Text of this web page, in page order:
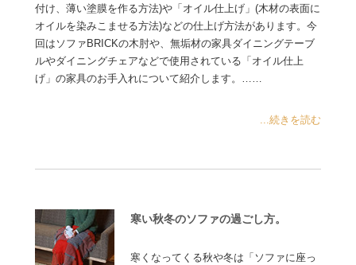
付け、薄い塗膜を作る方法)や「オイル仕上げ」(木材の表面に
オイルを染みこませる方法)などの仕上げ方法があります。今
回はソファBRICKの木肘や、無垢材の家具ダイニングテーブ
ルやダイニングチェアなどで使用されている「オイル仕上
げ」の家具のお手入れについて紹介します。……
...続きを読む
寒い秋冬のソファの過ごし方。
寒くなってくる秋や冬は「ソファに座っ